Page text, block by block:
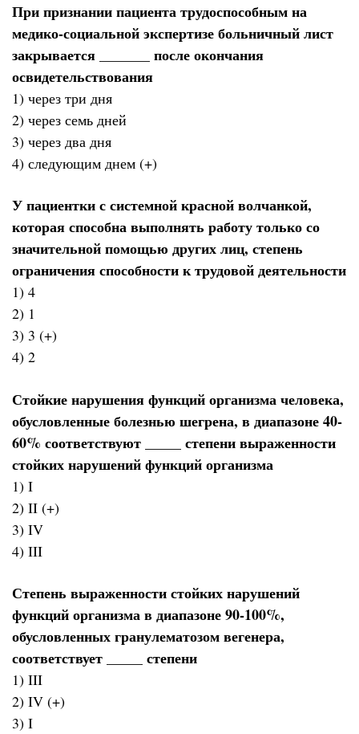
При признании пациента трудоспособным на
медико-социальной экспертизе больничный лист
закрывается _______ после окончания
освидетельствования
1) через три дня
2) через семь дней
3) через два дня
4) следующим днем (+)
У пациентки с системной красной волчанкой,
которая способна выполнять работу только со
значительной помощью других лиц, степень
ограничения способности к трудовой деятельности
1) 4
2) 1
3) 3 (+)
4) 2
Стойкие нарушения функций организма человека,
обусловленные болезнью шегрена, в диапазоне 40-
60% соответствуют _____ степени выраженности
стойких нарушений функций организма
1) I
2) II (+)
3) IV
4) III
Степень выраженности стойких нарушений
функций организма в диапазоне 90-100%,
обусловленных гранулематозом вегенера,
соответствует _____ степени
1) III
2) IV (+)
3) I